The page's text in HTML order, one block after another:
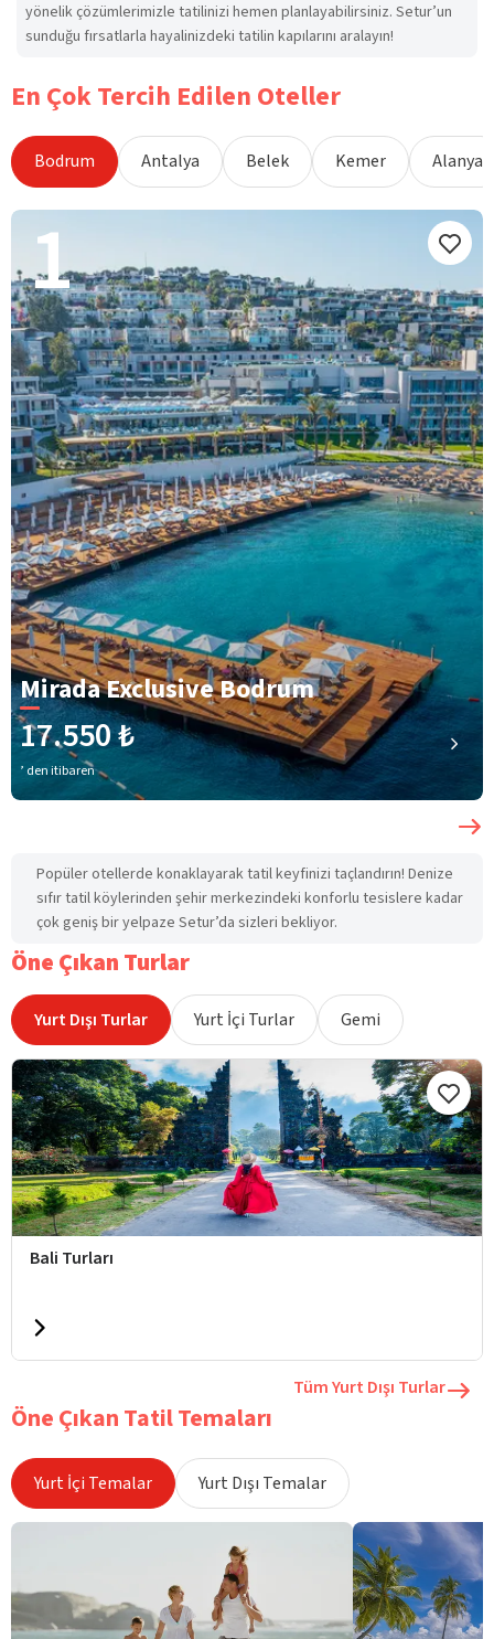
yönelik çözümlerimizle tatilinizi hemen planlayabilirsiniz. Setur’un
sunduğu fırsatlarla hayalinizdeki tatilin kapılarını aralayın!
En Çok Tercih Edilen Oteller
Bodrum Antalya Belek Kemer Alanya
1
Mirada Exclusive Bodrum
17.550 ₺
’ den itibaren
Popüler otellerde konaklayarak tatil keyfinizi taçlandırın! Denize
sıfır tatil köylerinden şehir merkezindeki konforlu tesislere kadar
çok geniş bir yelpaze Setur’da sizleri bekliyor.
Öne Çıkan Turlar
Yurt Dışı Turlar Yurt İçi Turlar Gemi
Bali Turları
Tüm Yurt Dışı Turlar
Öne Çıkan Tatil Temaları
Yurt İçi Temalar Yurt Dışı Temalar